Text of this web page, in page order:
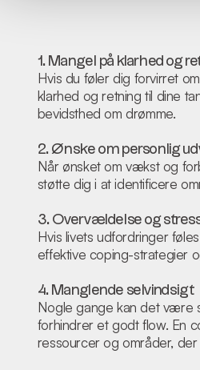
1. Mangel på klarhed og
Hvis du føler dig forvirret
klarhed og retning til dine
bevidsthed om drømme.
2. Ønske om personlig
Når ønsket om vækst og
støtte dig i at identificere
3. Overvældelse og
Hvis livets udfordringer
effektive coping-strategier
4. Manglende selvindsigt
Nogle gange kan det være
forhindrer et godt flow. En
ressourcer og områder,